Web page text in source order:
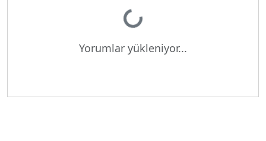
Yükleniyor...
Yorumlar yükleniyor...